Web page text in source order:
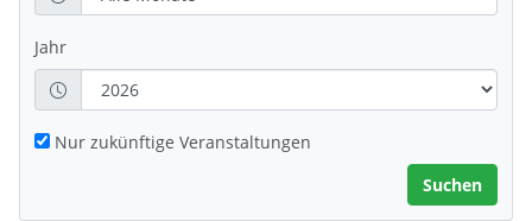
Jahr
Nur zukünftige Veranstaltungen